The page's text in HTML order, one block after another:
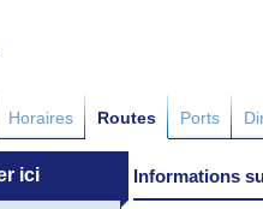
Horaires Routes Ports
Informations